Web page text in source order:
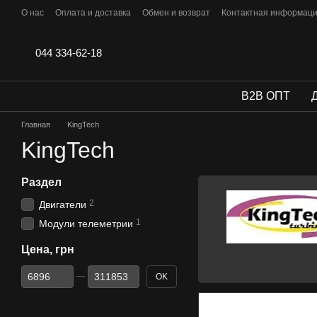
Перейти к основному контенту
О нас Оплата и доставка Обмен и возврат
Контактная
044 334-62-18
B2B ОПТ
Главная KingTech
KingTech
Раздел
Двигатели 2
Модули телеметрии 1
Цена, грн
От Цена, грн
До Цена, грн OK